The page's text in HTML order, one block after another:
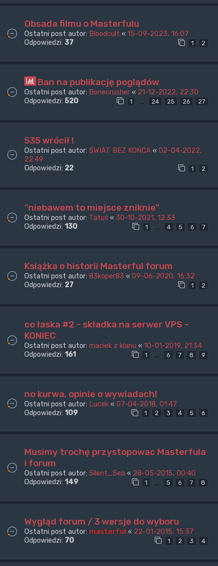
Obsada filmu o Masterfulu
Ostatni post autor: Bloodcult « 15-09-2023, 16:07
Odpowiedzi: 37 1 2
Ban na publikację poglądów
Ostatni post autor: Bonecrusher « 21-12-2022, 22:30
Odpowiedzi: 520 1 … 24 25 26 27
535 wrócił !
Ostatni post autor: ŚWIAT BEZ KOŃCA « 02-04-2022,
22:49
Odpowiedzi: 22 1 2
"niebawem to miejsce zniknie"
Ostatni post autor: Tatuś « 30-10-2021, 12:33
Odpowiedzi: 130 1 … 4 5 6 7
Książka o historii Masterful forum
Ostatni post autor: 83koper83 « 09-06-2020, 16:32
Odpowiedzi: 27 1 2
co łaska #2 - składka na serwer VPS -
KONIEC
Ostatni post autor: maciek z klanu « 10-01-2019, 21:34
Odpowiedzi: 161 1 … 6 7 8 9
no kurwa, opinie o wywiadach!
Ostatni post autor: Lucek « 07-04-2018, 01:47
Odpowiedzi: 109 1 2 3 4 5 6
Musimy trochę przystopowac Masterfula
i forum
Ostatni post autor: Silent_Sea « 28-05-2015, 00:40
Odpowiedzi: 149 1 … 5 6 7 8
Wygląd forum / 3 wersje do wyboru
Ostatni post autor: masterful « 22-01-2015, 15:37
Odpowiedzi: 70 1 2 3 4